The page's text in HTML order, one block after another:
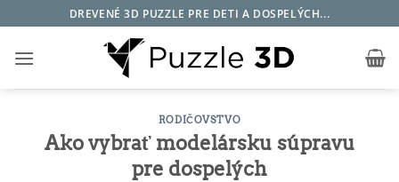
to
content
DREVENÉ 3D PUZZLE PRE DETI A DOSPELÝCH...
RODIČOVSTVO
Ako vybrať modelársku súpravu
pre dospelých